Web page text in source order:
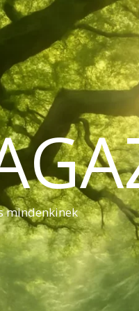
mindenkinek